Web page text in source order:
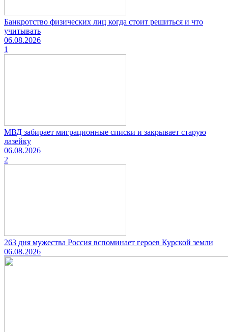
Банкротство физических лиц когда стоит решиться и что
учитывать
06.08.2026
1
МВД забирает миграционные списки и закрывает старую
лазейку
06.08.2026
2
263 дня мужества Россия вспоминает героев Курской земли
06.08.2026